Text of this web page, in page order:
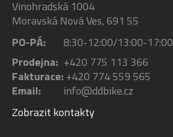
Vinohradská 1004
Moravská Nová Ves, 691 55
PO-PÁ:
8:30-12:00/13:00-17:00
Prodejna: +420 775 113 366
Fakturace:+420 774 559 565
Email:
info@ddbike.cz
Zobrazit kontakty